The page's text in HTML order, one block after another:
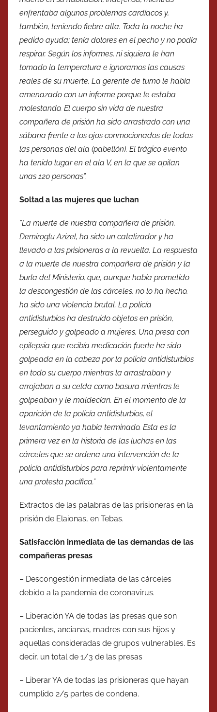
enfrentaba algunos problemas cardíacos y,
también, teniendo fiebre alta. Toda la noche ha
pedido ayuda; tenía dolores en el pecho y no podía
respirar. Según los informes, ni siquiera le han
tomado la temperatura e ignoramos las causas
reales de su muerte. La gerente de turno le había
amenazado con un informe porque le estaba
molestando. El cuerpo sin vida de nuestra
compañera de prisión ha sido arrastrado con una
sábana frente a los ojos conmocionados de todas
las personas del ala (pabellón). El trágico evento
ha tenido lugar en el ala V, en la que se apilan
unas 120 personas”.
Soltad a las mujeres que luchan
“La muerte de nuestra compañera de prisión,
Demiroglu Azizel, ha sido un catalizador y ha
llevado a las prisioneras a la revuelta. La respuesta
a la muerte de nuestra compañera de prisión y la
burla del Ministerio, que, aunque había prometido
la descongestión de las cárceles, no lo ha hecho,
ha sido una violencia brutal. La policía
antidisturbios ha destruido objetos en prisión,
perseguido y golpeado a mujeres. Una presa con
epilepsia que recibía medicación fuerte ha sido
golpeada en la cabeza por la policía antidisturbios
en todo su cuerpo mientras la arrastraban y
arrojaban a su celda como basura mientras le
golpeaban y le maldecían. En el momento de la
aparición de la policía antidisturbios, el
levantamiento ya había terminado. Esta es la
primera vez en la historia de las luchas en las
cárceles que se ordena una intervención de la
policía antidisturbios para reprimir violentamente
una protesta pacífica.”
Extractos de las palabras de las prisioneras en la
prisión de Elaionas, en Tebas.
Satisfacción inmediata de las demandas de las
compañeras presas
– Descongestión inmediata de las cárceles
debido a la pandemia de coronavirus.
– Liberación YA de todas las presas que son
pacientes, ancianas, madres con sus hijos y
aquellas consideradas de grupos vulnerables. Es
decir, un total de 1/3 de las presas
– Liberar YA de todas las prisioneras que hayan
cumplido 2/5 partes de condena.